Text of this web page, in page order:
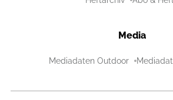
Media
Mediadaten Outdoor